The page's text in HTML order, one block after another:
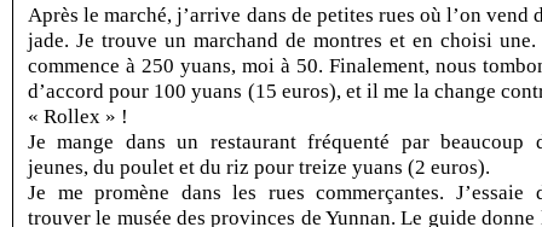
Après le marché, j’arrive dans de petites rues où l’on vend
jade. Je trouve un marchand de montres et en choisi
commence à 250 yuans, moi à 50. Finalement, nous
d’accord pour 100 yuans (15 euros), et il me la change
« Rollex » !
Je mange dans un restaurant fréquenté par beaucoup
jeunes, du poulet et du riz pour treize yuans (2 euros).
Je me promène dans les rues commerçantes. J’essaie
trouver le musée des provinces de Yunnan. Le guide donne